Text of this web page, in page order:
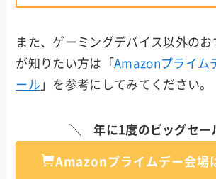
また、ゲーミングデバイス以外のお
が知りたい方は「 Amazonプライム
ール 」を参考にしてみてください。
＼ 年に1度のビッグセ
Amazonプライムデー会場